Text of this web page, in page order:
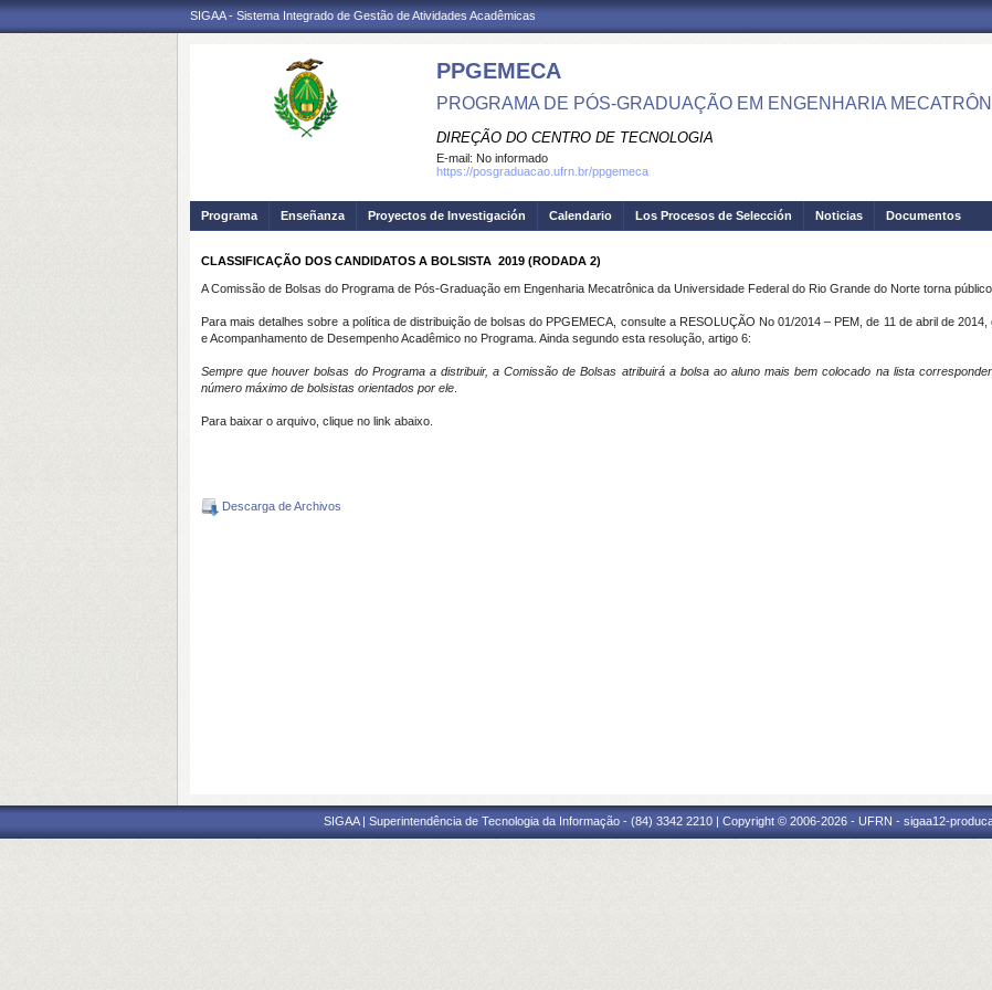
SIGAA - Sistema Integrado de Gestão de Atividades Acadêmicas
PPGEMECA
PROGRAMA DE PÓS-GRADUAÇÃO EM ENGENHARIA
DIREÇÃO DO CENTRO DE TECNOLOGIA
E-mail: No informado
https://posgraduacao.ufrn.br/ppgemeca
Programa Enseñanza Proyectos de Investigación Calendario Los Procesos de Selección Noticias Documentos
CLASSIFICAÇÃO DOS CANDIDATOS A BOLSISTA  2019 (RODADA 2)
A Comissão de Bolsas do Programa de Pós-Graduação em Engenharia Mecatrônica da Universidade Federal do Rio Grande do Norte torna
Para mais detalhes sobre a política de distribuição de bolsas do PPGEMECA, consulte a RESOLUÇÃO No 01/2014 – PEM, de 11 de abril de
e Acompanhamento de Desempenho Acadêmico no Programa. Ainda segundo esta resolução, artigo 6:
Sempre que houver bolsas do Programa a distribuir, a Comissão de Bolsas atribuirá a bolsa ao aluno mais bem colocado na lista
número máximo de bolsistas orientados por ele
Para baixar o arquivo, clique no link abaixo.
Descarga de Archivos
SIGAA | Superintendência de Tecnologia da Informação - (84) 3342 2210 | Copyright © 2006-2026 - UFRN - sigaa12-